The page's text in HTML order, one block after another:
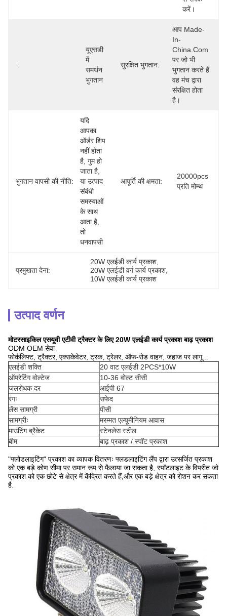
करें।
:
यूएसडी
में
समर्थन
भुगतान
सुरक्षित भुगतान:
आप Made-
In-
China.com
पर जो भी
भुगतान करते हैं
वह मंच द्वारा
संरक्षित होता
है।
भुगतान वापसी की नीति:
यदि
आपका
ऑर्डर शिप
नहीं होता
है, गुम हो
जाता है,
या उत्पाद
संबंधी
समस्याओं
के साथ
आता है,
तो
धनवापसी
आपूर्ति की क्षमता:
20000pcs
प्रति मोम्थ
प्रमुखता देना:
20W एलईडी कार्य प्रकाश
20W एलईडी वर्ग कार्य प्रकाश
10W एलईडी कार्य प्रकाश
उत्पाद वर्णन
मोटरसाइकिल एसयूवी एटीवी ट्रैक्टर के लिए 20W एलईडी कार्य प्रकाश बाढ़ प्रकाश
ODM OEM सेवा
फोर्कलिफ्ट, ट्रैक्टर, एक्सकेवेटर, ट्रक, ट्रेलर, ऑफ-रोड वाहन, जहाज पर लागू...
एलईडी शक्ति
20 वाट एलईडी 2PCS*10W
ऑपरेटिंग वोल्टेज
10-36 वोल्ट सीसी
जलरोधक दर
आईपी 67
रंगः
सफेद
लेंस सामग्री
पीसी
सामग्रीः
मरम्मत एल्यूमीनियम आवास
माउंटिंग ब्रैकेट
स्टेनलेस स्टील
बीम
बाढ़ प्रकाश / स्पॉट प्रकाश
"फ्लोडलाइटिंग" प्रकाश का व्यापक वितरणः फ्लडलाइटिंग लैंप द्वारा उत्सर्जित प्रकाश
को एक बड़े कोण सीमा पर समान रूप से फैलाया जा सकता है, स्पॉटलाइट के विपरीत जो
प्रकाश को एक छोटे से क्षेत्र में केंद्रित करते हैं,और एक बड़े क्षेत्र को रोशन कर सकता
है.